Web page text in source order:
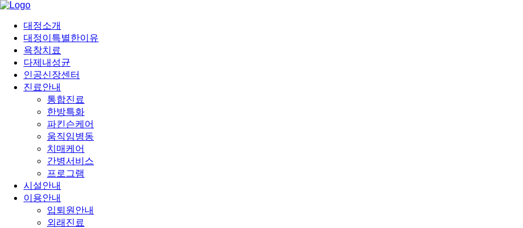
대정소개
대정이특별한이유
욕창치료
다제내성균
인공신장센터
진료안내
통합진료
한방특화
파킨슨케어
움직임병동
치매케어
간병서비스
프로그램
시설안내
이용안내
입퇴원안내
외래진료